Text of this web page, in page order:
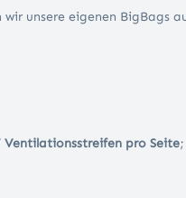
unsere eigenen BigBags
Ventilationsstreifen pro Seite;